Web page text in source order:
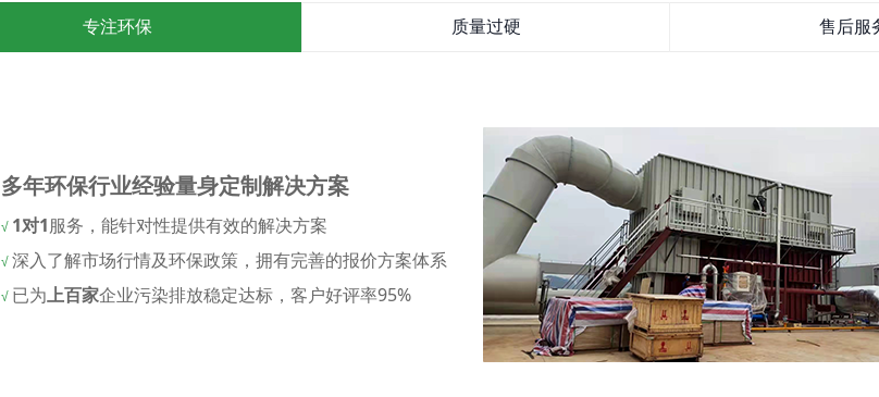
专注环保 质量过硬 售后服
多年环保行业经验量身定制解决方案
√ 1对1服务，能针对性提供有效的解决方案
√深入了解市场行情及环保政策，拥有完善的报价方案体系
√ 已为上百家企业污染排放稳定达标，客户好评率95%